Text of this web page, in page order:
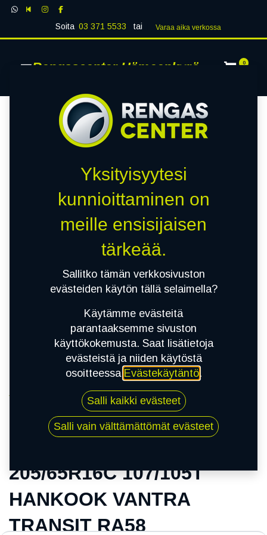
Soita 03 371 5533 tai Varaa aika verk​​​​ossa
Rengascenter Hämeenkyrö 0
205/65R16C 107/105T HANKOOK VANTRA
TRANSIT RA58
205/65R16C 107/105T
HANKOOK VANTRA
TRANSIT RA58
Yksityisyytesi
kunnioittaminen on
meille ensisijaisen
tärkeää.
Sallitko tämän verkkosivuston
evästeiden käytön tällä selaimella?
Käytämme evästeitä
parantaaksemme sivuston
käyttökokemusta. Saat lisätietoja
evästeistä ja niiden käytöstä
osoitteessa Evästekäytäntö.
Salli kaikki evästeet
Salli vain välttämättömät evästeet